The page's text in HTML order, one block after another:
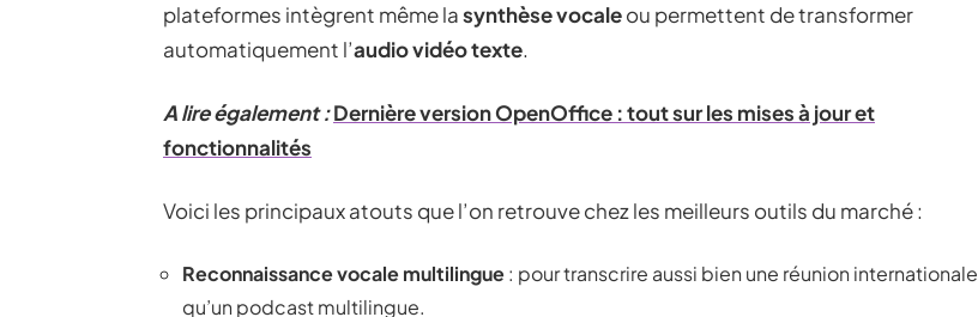
plateformes intègrent même lasynthèse vocaleou permettent de transformer
automatiquement l’audio vidéo texte.
A lire également :Dernière version OpenOffice : tout sur les mises à jour et
fonctionnalités
Voici les principaux atouts que l’on retrouve chez les meilleurs outils du marché :
Reconnaissance vocale multilingue: pour transcrire aussi bien une réunion internationale
qu’un podcast multilingue.